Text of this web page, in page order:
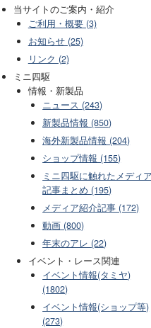
当サイトのご案内・紹介
ご利用・概要 (3)
お知らせ (25)
リンク (2)
ミニ四駆
情報・新製品
ニュース (243)
新製品情報 (850)
海外新製品情報 (204)
ショップ情報 (155)
ミニ四駆に触れたメディア
記事まとめ (195)
メディア紹介記事 (172)
動画 (800)
年末のアレ (22)
イベント・レース関連
イベント情報(タミヤ)
(1802)
イベント情報(ショップ等)
(273)